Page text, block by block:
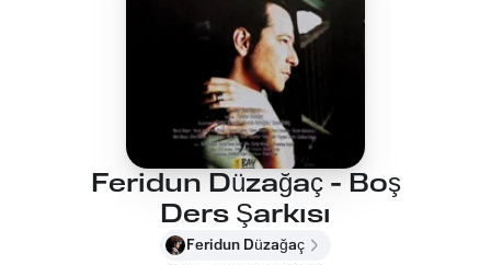
Feridun Düzağaç - Boş
Ders Şarkısı
Feridun Düzağaç